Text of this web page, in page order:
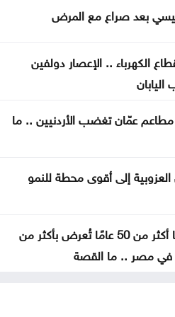
على تيليغرام تدّعي
في جباليا شمال
بعد صراع مع المرض
الكهرباء .. الإعصار دولفين
عمّان تغضب الأردنيين .. ما
إلى أقوى محطة للنمو
سيارة عمرها أكثر من 50 عامًا تُعرض بأكثر من
في مصر .. ما القصة